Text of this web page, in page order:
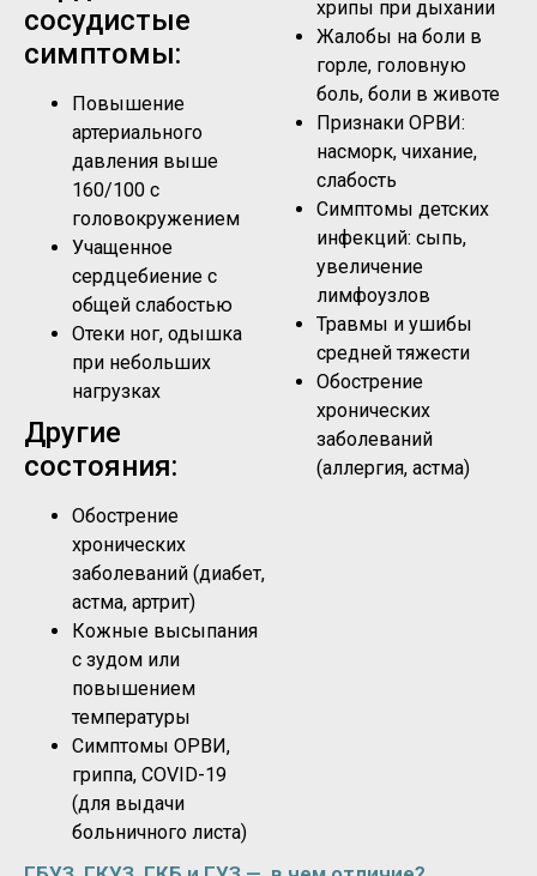
сосудистые
симптомы:
Повышение
артериального
давления выше
160/100 с
головокружением
Учащенное
сердцебиение с
общей слабостью
Отеки ног, одышка
при небольших
нагрузках
Другие
состояния:
Обострение
хронических
заболеваний (диабет,
астма, артрит)
Кожные высыпания
с зудом или
повышением
температуры
Симптомы ОРВИ,
гриппа, COVID-19
(для выдачи
больничного листа)
хрипы при дыхании
Жалобы на боли в
горле, головную
боль, боли в животе
Признаки ОРВИ:
насморк, чихание,
слабость
Симптомы детских
инфекций: сыпь,
увеличение
лимфоузлов
Травмы и ушибы
средней тяжести
Обострение
хронических
заболеваний
(аллергия, астма)